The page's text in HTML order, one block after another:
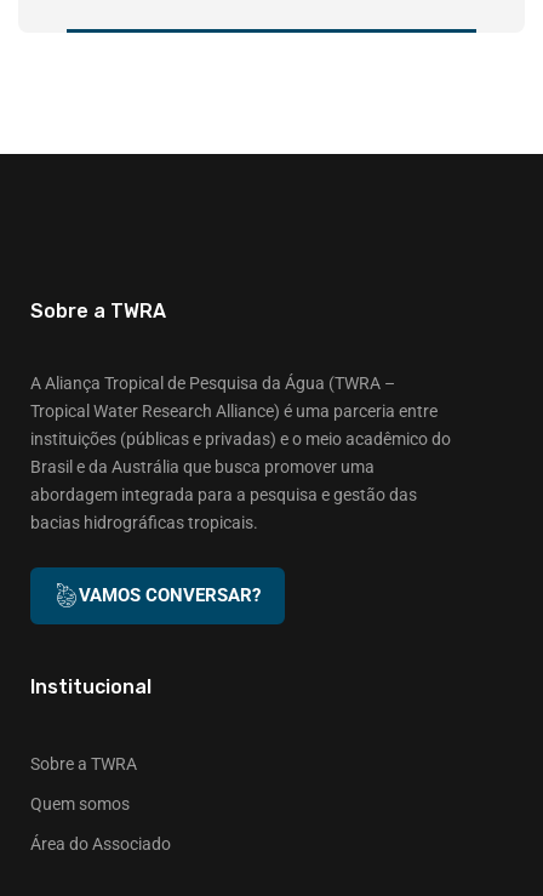
Sobre a TWRA
A Aliança Tropical de Pesquisa da Água (TWRA –
Tropical Water Research Alliance) é uma parceria entre
instituições (públicas e privadas) e o meio acadêmico do
Brasil e da Austrália que busca promover uma
abordagem integrada para a pesquisa e gestão das
bacias hidrográficas tropicais.
VAMOS CONVERSAR?
Institucional
Sobre a TWRA
Quem somos
Área do Associado